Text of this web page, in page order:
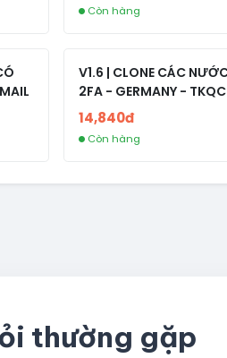
Còn hàng
V1.6 | CLONE CÁC
2FA - GERMANY -
TRÊN 3 NGÀY - LIVE ADS
fviainboxes.com -
NEW KHÔNG BẢO HÀNH
14,840đ
Còn hàng
thường gặp